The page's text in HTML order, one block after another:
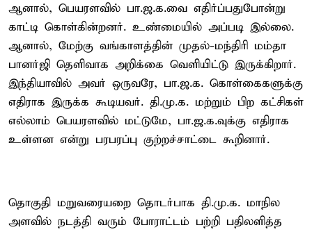
ஆனால், பெயரளவில் பா.ஜ.க.வை எதிர்ப்பதுபோன்று
காட்டி கொள்கின்றனர். உண்மையில் அப்படி இல்லை.
ஆனால், மேற்கு வங்காளத்தின் முதல்-மந்திரி மம்தா
பானர்ஜி தெளிவாக அறிக்கை வெளியிட்டு இருக்கிறார்.
இந்தியாவில் அவர் ஒருவரே, பா.ஜ.க. கொள்கைகளுக்கு
எதிராக இருக்க கூடியவர். தி.மு.க. மற்றும் பிற கட்சிகள்
எல்லாம் பெயரளவில் மட்டுமே, பா.ஜ.க.வுக்கு எதிராக
உள்ளன என்று பரபரப்பு குற்றச்சாட்டை கூறினார்.
தொகுதி மறுவரையறை தொடர்பாக தி.மு.க. மாநில
அளவில் நடத்தி வரும் போராட்டம் பற்றி பதிலளித்த